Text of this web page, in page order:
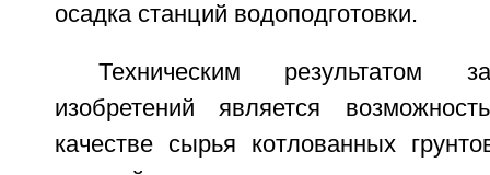
осадка станций водоподготовки.
Техническим результатом
изобретений является
качестве сырья котлованных